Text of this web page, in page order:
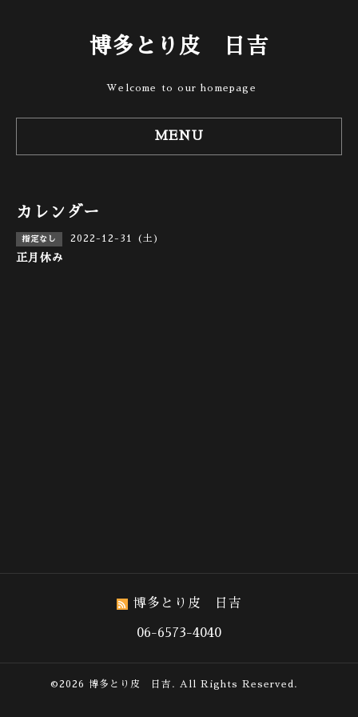
博多とり皮 日吉
Welcome to our homepage
MENU
カレンダー
指定なし 2022-12-31 (土)
正月休み
博多とり皮 日吉
06-6573-4040
©2026 博多とり皮 日吉 . All Rights Reserved.